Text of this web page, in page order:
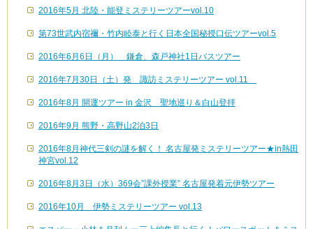
2016年5月 北陸・能登ミステリーツアーvol.10
第73世武内宿禰・竹内睦泰と行く日本全国秘授口伝ツアーvol.5
2016年6月6日（月） 鎌倉、森戸神社1日バスツアー
2016年7月30日（土）発 諏訪ミステリーツアー vol.11
2016年8月 開運ツアー in 金沢 聖地巡り＆白山登拝
2016年9月 熊野・高野山2泊3日
2016年8月神代三剣の謎を解く！ 名古屋発ミステリーツアー★in熱田
神宮vol.12
2016年8月3日（水）369会”課外授業” 名古屋発着元伊勢ツアー
2016年10月 伊勢ミステリーツアー vol.13